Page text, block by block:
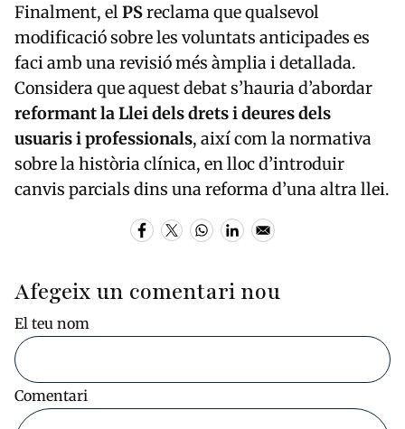
Finalment, el PSreclama que qualsevol
modificació sobre les voluntats anticipades es
faci amb una revisió més àmplia i detallada.
Considera que aquest debat s’hauria d’abordar
reformant la Llei dels drets i deures dels
usuaris i professionals, així com la normativa
sobre la història clínica, en lloc d’introduir
canvis parcials dins una reforma d’una altra llei.
Afegeix un comentari nou
El teu nom
Comentari